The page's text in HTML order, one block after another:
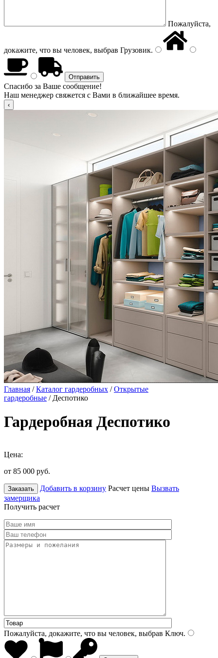
Пожалуйста,
докажите, что вы человек, выбрав Грузовик.
Спасибо за Ваше сообщение!
Наш менеджер свяжется с Вами в ближайшее время.
Главная /Каталог гардеробных /Открытые
гардеробные / Деспотико
Гардеробная Деспотико
Цена:
от 85 000 руб.
Заказать Добавить в корзину Расчет цены Вызвать
замерщика
Получить расчет
Пожалуйста, докажите, что вы человек, выбрав Ключ.